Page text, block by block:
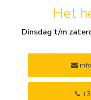
Het
Dinsdag t/m